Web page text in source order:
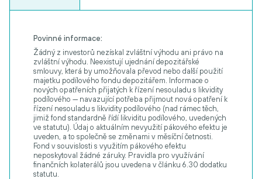
Povinné informace:
Žádný z investorů nezískal zvláštní výhodu ani právo na
zvláštní výhodu. Neexistují ujednání depozitářské
smlouvy, která by umožňovala převod nebo další použití
majetku podílového fondu depozitářem. Informace o
nových opatřeních přijatých k řízení nesouladu s likvidity
podílového — navazující potřeba přijmout nová opatření k
řízení nesouladu s likvidity podílového (nad rámec těch,
jimiž fond standardně řídí likviditu podílového, uvedených
ve statutu). Údaj o aktuálním nevyužití pákového efektu je
uveden, a to společně se změnami v měsíční četnosti.
Fond v souvislosti s využitím pákového efektu
neposkytoval žádné záruky. Pravidla pro využívání
finančních kolaterálů jsou uvedena v článku 6.30 dodatku
statutu.